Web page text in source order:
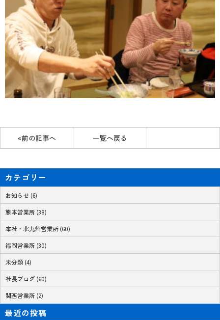
«前の記事へ 一覧へ戻る
カテゴリー
お知らせ (6)
熊本営業所 (38)
本社・北九州営業所 (60)
福岡営業所 (30)
未分類 (4)
社長ブログ (60)
関西営業所 (2)
最近の投稿